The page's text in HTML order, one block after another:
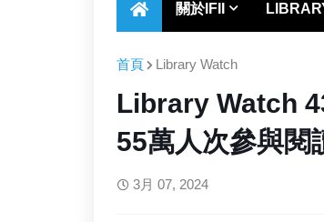
關於IFII
首頁 Library Watch
Library Watch
55萬人次參與閱
3月 07, 2024